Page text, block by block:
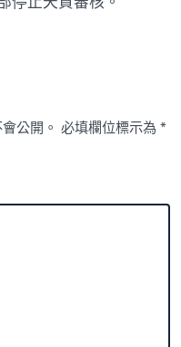
公開。 必填欄位標示為*